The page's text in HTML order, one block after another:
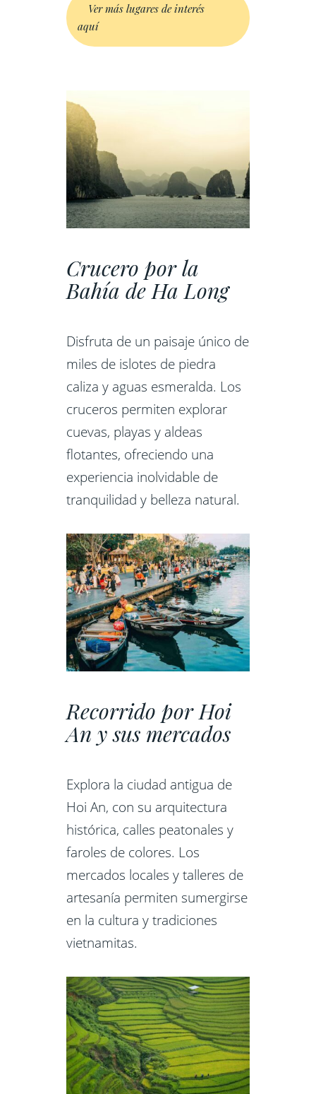
Ver más lugares de interés
aquí
Crucero por la
Bahía de Ha Long
Disfruta de un paisaje único de
miles de islotes de piedra
caliza y aguas esmeralda. Los
cruceros permiten explorar
cuevas, playas y aldeas
flotantes, ofreciendo una
experiencia inolvidable de
tranquilidad y belleza natural.
Recorrido por Hoi
An y sus mercados
Explora la ciudad antigua de
Hoi An, con su arquitectura
histórica, calles peatonales y
faroles de colores. Los
mercados locales y talleres de
artesanía permiten sumergirse
en la cultura y tradiciones
vietnamitas.